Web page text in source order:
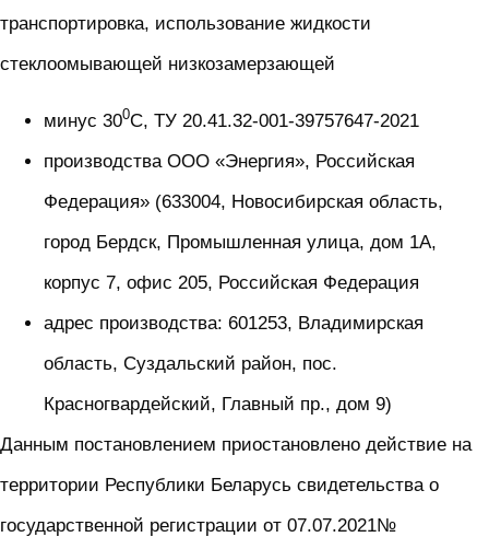
транспортировка, использование жидкости
стеклоомывающей низкозамерзающей
минус 300С, ТУ 20.41.32-001-39757647-2021
производства ООО «Энергия», Российская
Федерация» (633004, Новосибирская область,
город Бердск, Промышленная улица, дом 1А,
корпус 7, офис 205, Российская Федерация
адрес производства: 601253, Владимирская
область, Суздальский район, пос.
Красногвардейский, Главный пр., дом 9)
Данным постановлением приостановлено действие на
территории Республики Беларусь свидетельства о
государственной регистрации от 07.07.2021№